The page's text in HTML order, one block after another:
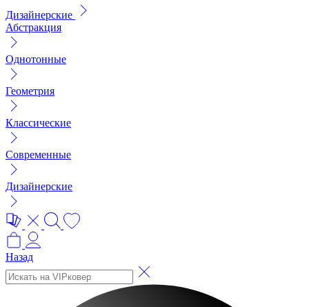
Дизайнерские
Абстракция
Однотонные
Геометрия
Классические
Современные
Дизайнерские
Назад